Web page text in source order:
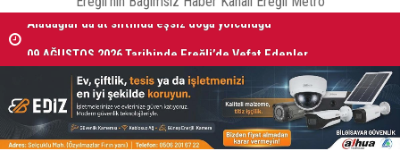
Aladağlar’da at sırtında eşsiz doğa yolculuğu